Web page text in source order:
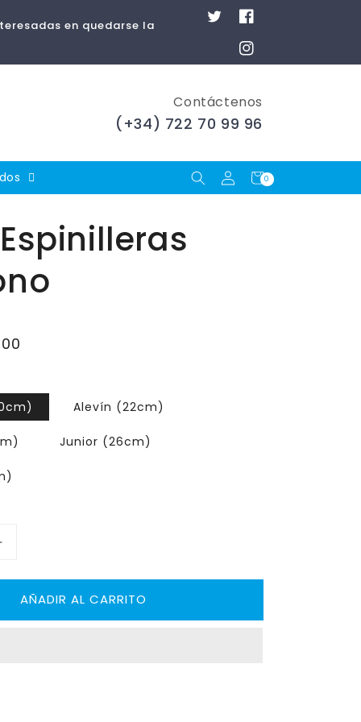
en quedarse la
TwitterFacebook
Instagram
Contáctenos
(+34) 722 70 99 96
Iniciar
sesión
Carrito
0
0
artículos
Espinilleras
(20cm) Alevín (22cm)
Junior (26cm)
RENOAÑADIR AL CARRITO